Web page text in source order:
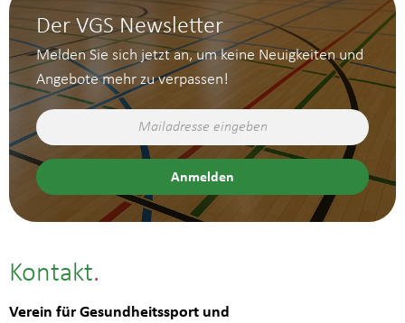
Der VGS Newsletter
Melden Sie sich jetzt an, um keine Neuigkeiten und
Angebote mehr zu verpassen!
Kontakt
Verein für Gesundheitssport und